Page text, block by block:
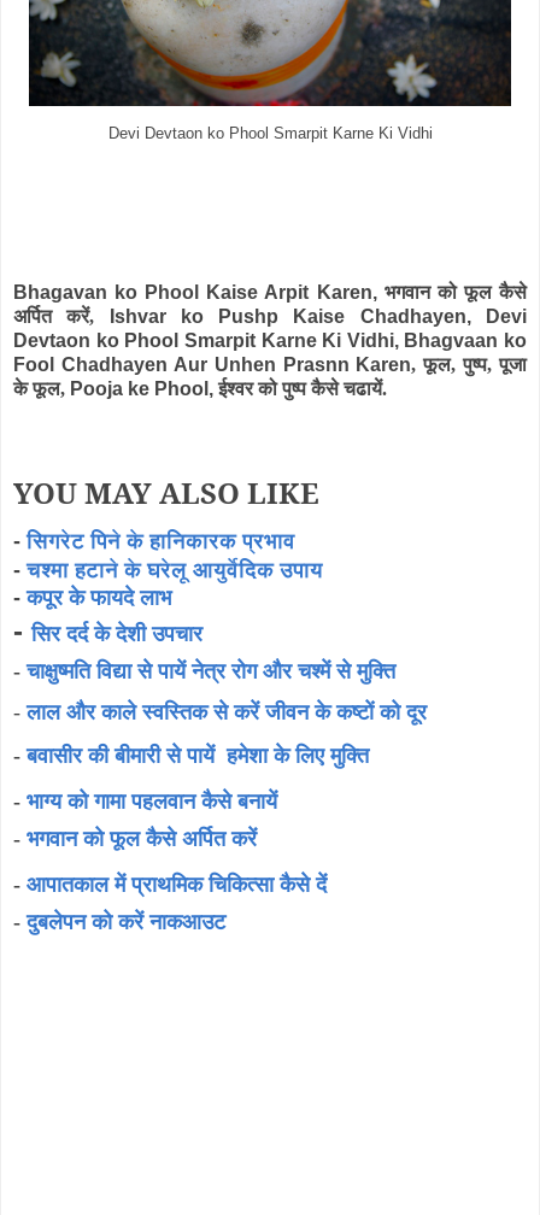
Devi Devtaon ko Phool Smarpit Karne Ki Vidhi
Bhagavan ko Phool Kaise Arpit Karen, भगवान को फूल कैसे
अर्पित करें,
Ishvar ko Pushp Kaise Chadhayen, Devi
Devtaon ko Phool Smarpit Karne Ki Vidhi, Bhagvaan ko
Fool Chadhayen Aur Unhen Prasnn Karen, फूल, पुष्प, पूजा
के फूल, Pooja ke Phool,ईश्वर को पुष्प कैसे चढायें.
YOU MAY ALSO LIKE
-सिगरेट पिने के हानिकारक प्रभाव
-चश्मा हटाने के घरेलू आयुर्वेदिक उपाय
-कपूर के फायदे लाभ
-सिर दर्द के देशी उपचार
-चाक्षुष्मति विद्या से पायें नेत्र रोग और चश्में से मुक्ति
- लाल और काले स्वस्तिक से करें जीवन के कष्टों को दूर
-बवासीर की बीमारी से पायें हमेशा के लिए मुक्ति
- भाग्य को गामा पहलवान कैसे बनायें
- भगवान को फूल कैसे अर्पित करें
- आपातकाल में प्राथमिक चिकित्सा कैसे दें
-दुबलेपन को करें नाकआउट